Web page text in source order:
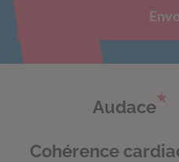
Audace
Cohérence